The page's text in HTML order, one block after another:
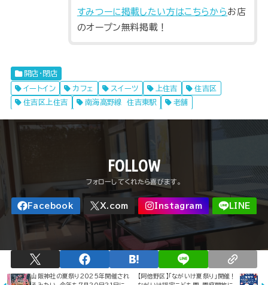
すみつーに掲載したい方はこちらから お店
のオープン無料掲載！
開店・閉店
イートイン
カフェ スイーツ 上住吉
住吉区
住吉区上住吉
南海高野線 住吉東駅 老舗
FOLLOW
山阪神社の夏祭り2025年開催され
【阿倍野区】「ながいけ夏祭り」開催！